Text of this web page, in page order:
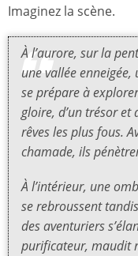
Imaginez la scène.
À l’aurore, sur la
une vallée
se prépare à
gloire, d’un trésor et
rêves les plus fous.
chamade, ils
À l’intérieur, une
se rebroussent
des aventuriers
purificateur, maudit